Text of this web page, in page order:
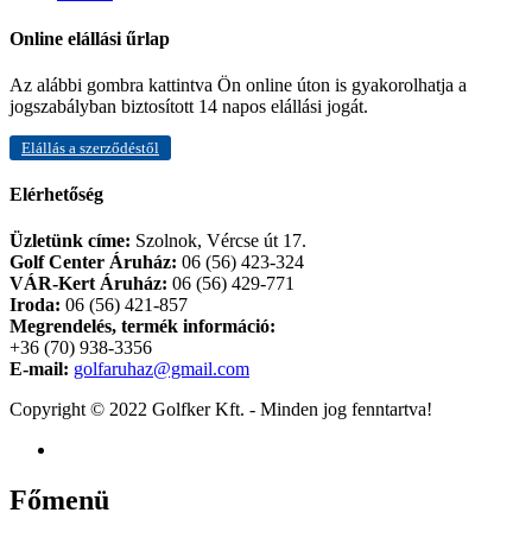
Online elállási űrlap
Az alábbi gombra kattintva Ön online úton is gyakorolhatja a
jogszabályban biztosított 14 napos elállási jogát.
Elállás a szerződéstől
Elérhetőség
Üzletünk címe: Szolnok, Vércse út 17.
Golf Center Áruház: 06 (56) 423-324
VÁR-Kert Áruház: 06 (56) 429-771
Iroda: 06 (56) 421-857
Megrendelés, termék információ:
+36 (70) 938-3356
E-mail: golfaruhaz@gmail.com
Copyright © 2022 Golfker Kft. - Minden jog fenntartva!
Főmenü